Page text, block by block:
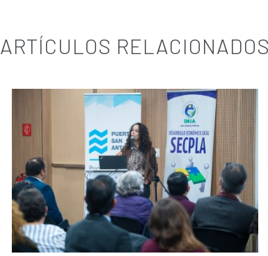
ARTÍCULOS RELACIONADOS